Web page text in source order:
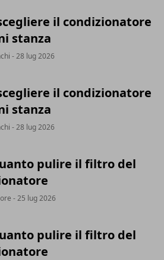
il condizionatore
stanza
- 28 lug 2026
il condizionatore
stanza
- 28 lug 2026
pulire il filtro del
- 25 lug 2026
pulire il filtro del